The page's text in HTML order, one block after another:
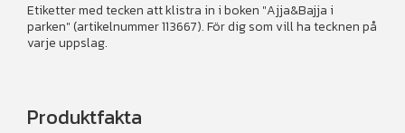
Etiketter med tecken att klistra in i boken "Ajja&Bajja i
parken" (artikelnummer 113667). För dig som vill ha tecknen på
varje uppslag.
Produktfakta